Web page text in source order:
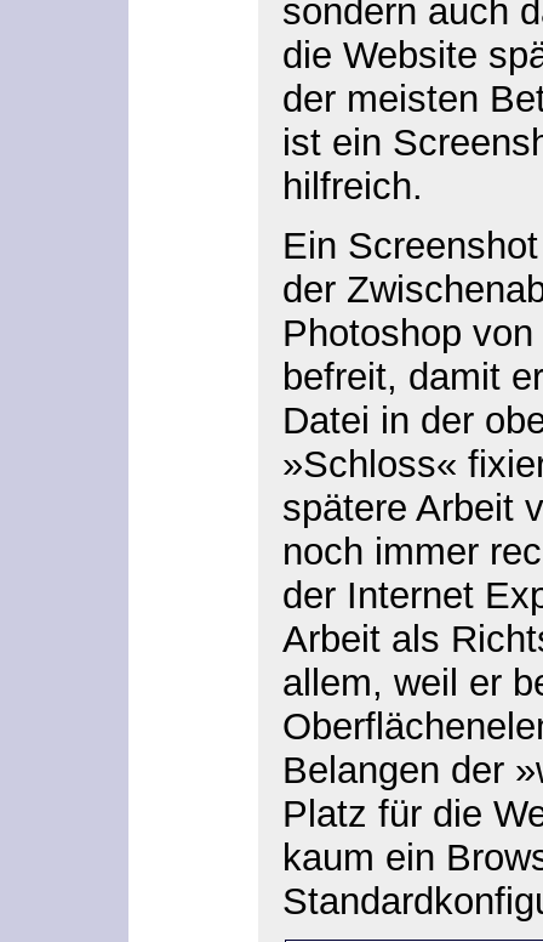
sondern auch
die Website
der meisten
ist ein
hilfreich.
Ein
der
Photoshop
befreit, damit
Datei in der
»Schloss«
spätere Arbeit
noch immer
der Internet
Arbeit als
allem, weil er
Belangen der
Platz für die
kaum ein